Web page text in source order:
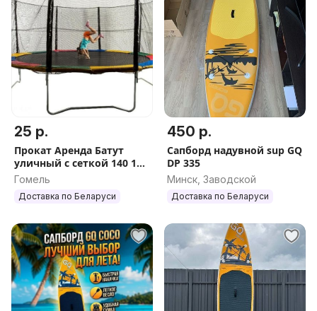
25 р.
Прокат Аренда Батут
уличный с сеткой 140 180
240 310 425 см.
Гомель
Доставка по Беларуси
450 р.
Сапборд надувной sup GQ
DP 335
Минск, Заводской
Доставка по Беларуси